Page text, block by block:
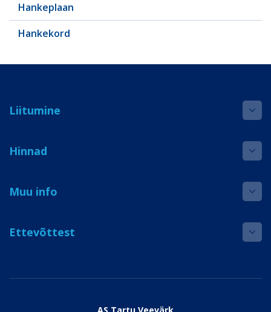
Hankeplaan
Hankekord
Liitumine
Hinnad
Muu info
Ettevõttest